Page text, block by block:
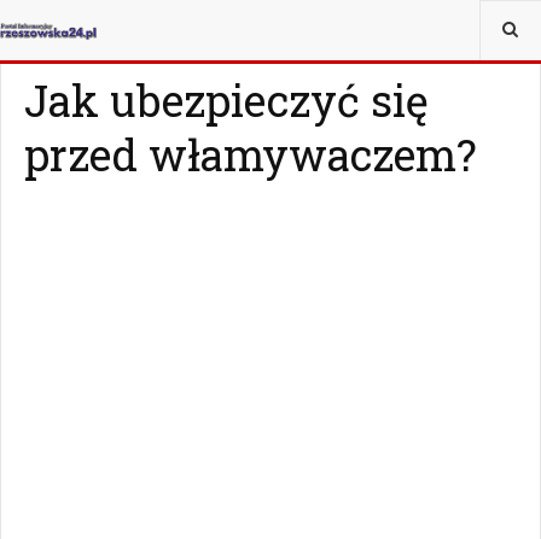
JESTEŚ TUTAJ:
Jak ubezpieczyć się
przed włamywaczem?